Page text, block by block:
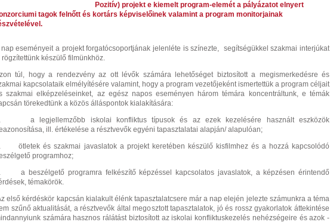
Pozitív) projekt e kiemelt program-elemét a pályázatot elnyert
tagok felnőtt és kortárs képviselőinek valamint a program monitorjainak
nap eseményeit a projekt forgatócsoportjának jelenléte is színezte, segítségükkel szakmai interjúkat
rögzítettünk készülő filmünkhöz.
túl, hogy a rendezvény az ott lévők számára lehetőséget biztosított a megismerkedésre és
kapcsolataik elmélyítésére valamint, hogy a program vezetőjeként ismertettük a program céljait
szakmai elképzeléseinket, az egész napos eseményen három témára koncentráltunk, e témák
törekedtünk a közös álláspontok kialakítására:
a legjellemzőbb iskolai konfliktus típusok és az ezek kezelésére használt eszközök
ill. értékelése a résztvevők egyéni tapasztalatai alapján/ alapulóan;
ötletek és szakmai javaslatok a projekt keretében készülő kisfilmhez és a hozzá kapcsolódó
programhoz;
a beszélgető programra felkészítő képzéssel kapcsolatos javaslatok, a képzésen érintendő
témakörök.
első kérdéskör kapcsán kialakult élénk tapasztalatcsere már a nap elején jelezte számunkra a téma
szűnő aktualitását, a résztvevők által megosztott tapasztalatok, jó és rossz gyakorlatok áttekintése
számára hasznos rálátást biztosított az iskolai konfliktuskezelés nehézségeire és azok -